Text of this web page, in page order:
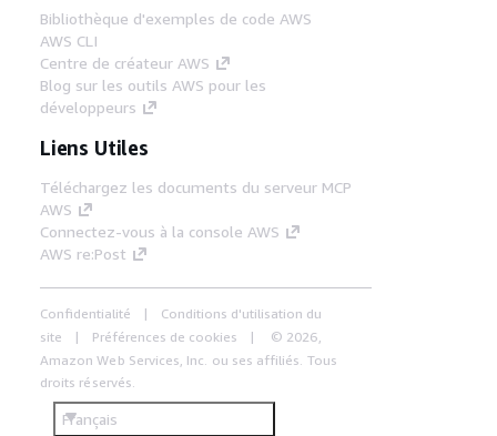
Bibliothèque d'exemples de code AWS
AWS CLI
Centre de créateur AWS
Blog sur les outils AWS pour les
développeurs
Liens Utiles
Téléchargez les documents du serveur MCP
AWS
Connectez-vous à la console AWS
AWS re:Post
Confidentialité
Conditions d'utilisation du
site
Préférences de cookies
© 2026,
Amazon Web Services, Inc. ou ses affiliés. Tous
droits réservés.
Français